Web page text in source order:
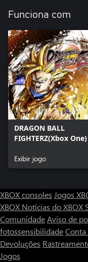
Funciona com
DRAGON BALL
FIGHTERZ(Xbox One)
Exibir jogo
XBOX consoles Jogos
XBOX Notícias do XBOX
ComunidadeAviso de
fotossensibilidade
Devoluções
Jogos